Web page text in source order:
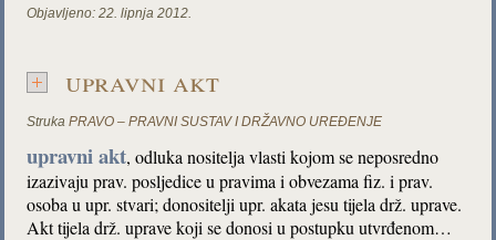
Objavljeno: 22. lipnja 2012.
upravni akt
Struka PRAVO – PRAVNI SUSTAV I DRŽAVNO UREĐENJE
upravni akt, odluka nositelja vlasti kojom se neposredno
izazivaju prav. posljedice u pravima i obvezama fiz. i prav.
osoba u upr. stvari; donositelji upr. akata jesu tijela drž. uprave.
Akt tijela drž. uprave koji se donosi u postupku utvrđenom…